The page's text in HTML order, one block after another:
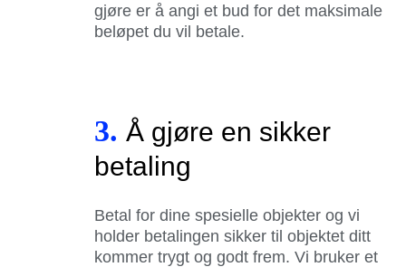
gjøre er å angi et bud for det maksimale
beløpet du vil betale.
3. Å gjøre en sikker
betaling
Betal for dine spesielle objekter og vi
holder betalingen sikker til objektet ditt
kommer trygt og godt frem. Vi bruker et